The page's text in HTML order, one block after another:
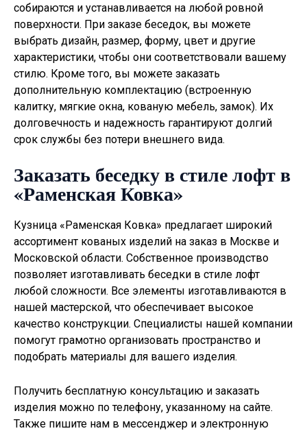
собираются и устанавливается на любой ровной
поверхности. При заказе беседок, вы можете
выбрать дизайн, размер, форму, цвет и другие
характеристики, чтобы они соответствовали вашему
стилю. Кроме того, вы можете заказать
дополнительную комплектацию (встроенную
калитку, мягкие окна, кованую мебель, замок). Их
долговечность и надежность гарантируют долгий
срок службы без потери внешнего вида.
Заказать беседку в стиле лофт в
«Раменская Ковка»
Кузница «Раменская Ковка» предлагает широкий
ассортимент кованых изделий на заказ в Москве и
Московской области. Собственное производство
позволяет изготавливать беседки в стиле лофт
любой сложности. Все элементы изготавливаются в
нашей мастерской, что обеспечивает высокое
качество конструкции. Специалисты нашей компании
помогут грамотно организовать пространство и
подобрать материалы для вашего изделия.
Получить бесплатную консультацию и заказать
изделия можно по телефону, указанному на сайте.
Также пишите нам в мессенджер и электронную